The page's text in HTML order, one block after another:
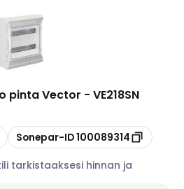
pinta Vector - VE218SN
Kopioi
Sonepar-ID100089314
tarkistaaksesi hinnan ja